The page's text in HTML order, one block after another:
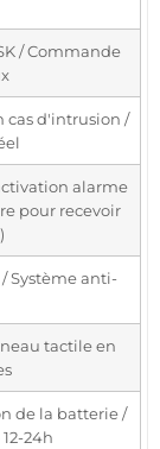
/ Commande
cas d'intrusion /
alarme
pour recevoir
Système anti-
tactile en
de la batterie /
24h